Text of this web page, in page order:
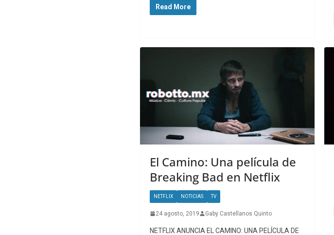
Read More
El Camino: Una película de
Breaking Bad en Netflix
NETFLIX NOTICIAS TV
24 agosto, 2019 Gaby Castellanos Quinto
NETFLIX ANUNCIA EL CAMINO: UNA PELÍCULA DE